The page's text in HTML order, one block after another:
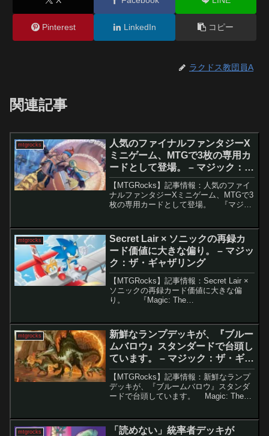
Pinterest LinkedIn コピー
ラクドス教団員A
関連記事
mtgrocks
人気のファイナルファンタジーX
ミニゲーム、MTGで3枚の専用カ
ードとして登場。 – マジック：
ザ・ギャザリング
【MTGRocks】記事情報：人気のファイ
ナルファンタジーXミニゲーム、MTGで3
枚の専用カードとして登場。 『マジッ
16作品の要素を約300枚のカードに凝縮
す...
mtgrocks
Secret Lair × ソニックの再録カ
ード価値に大きな偏り。 – マジッ
ク：ザ・ギャザリング
【MTGRocks】記事情報：Secret Lair ×
ソニックの再録カード価値に大きな偏
り。 『Magic: The
今度は「ソニック・ザ・ヘ...
mtgrocks
新鮮なランプデッキが、『ブルー
ムバロウ』スタンダードで台頭し
ています。 – マジック：ザ・ギャ
ザリング
【MTGRocks】記事情報：新鮮なランプ
デッキが、『ブルームバロウ』スタンダ
ードで台頭しています。 Magic: The
セットのリリースやローテー...
mtgrocks
「読めない」統率者デッキが